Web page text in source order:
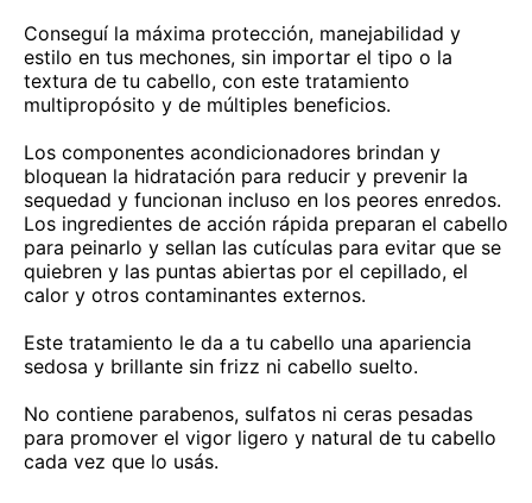
Conseguí la máxima protección, manejabilidad y
estilo en tus mechones, sin importar el tipo o la
textura de tu cabello, con este tratamiento
multipropósito y de múltiples beneficios.
Los componentes acondicionadores brindan y
bloquean la hidratación para reducir y prevenir la
sequedad y funcionan incluso en los peores enredos.
Los ingredientes de acción rápida preparan el cabello
para peinarlo y sellan las cutículas para evitar que se
quiebren y las puntas abiertas por el cepillado, el
calor y otros contaminantes externos.
Este tratamiento le da a tu cabello una apariencia
sedosa y brillante sin frizz ni cabello suelto.
No contiene parabenos, sulfatos ni ceras pesadas
para promover el vigor ligero y natural de tu cabello
cada vez que lo usás.